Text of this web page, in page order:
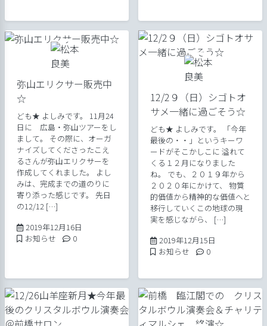
弥山エリクサー販売中
☆
ども★ よしみです。 11月24
日に 広島・弥山ツアーをし
まして。 その際に、オーガ
ナイズしてくださったこえ
るさんが弥山エリクサーを
作成してくれました。 よし
みは、完成までの道のりに
寄り添った感じです。 先日
の12/12 […]
2019年12月16日
Posted in
お知らせ Comments:
0
12/2９（日）シゴトオ
サメ一緒に過ごそう☆
ども★ よしみです。 「今年
最後の・・」というキーワ
ードがそこかしこに 溢れて
くる１２月になりました
ね。 でも、２０１９年から
２０２０年にかけて、 物質
的価値から精神的な価値へと
移行していくこの地球の現
実を感じながら、 […]
2019年12月15日
Posted in
お知らせ Comments:
0